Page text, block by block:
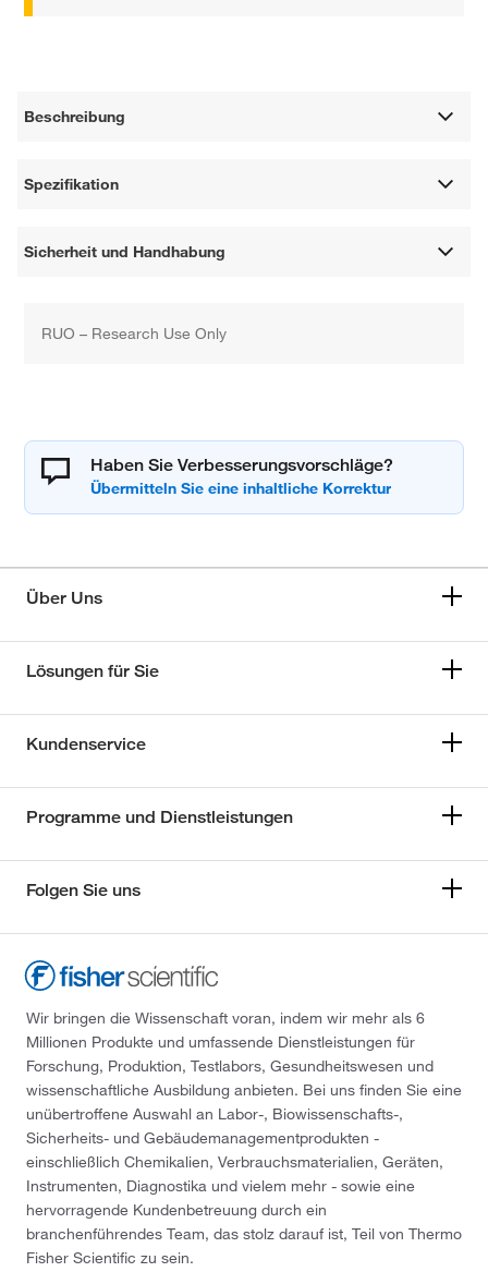
Beschreibung
Spezifikation
Sicherheit und Handhabung
RUO – Research Use Only
Haben Sie Verbesserungsvorschläge?
Über Uns
Lösungen für Sie
Kundenservice
Programme und Dienstleistungen
Folgen Sie uns
Wir bringen die Wissenschaft voran, indem wir mehr als 6
Millionen Produkte und umfassende Dienstleistungen für
Forschung, Produktion, Testlabors, Gesundheitswesen und
wissenschaftliche Ausbildung anbieten. Bei uns finden Sie eine
unübertroffene Auswahl an Labor-, Biowissenschafts-,
Sicherheits- und Gebäudemanagementprodukten -
einschließlich Chemikalien, Verbrauchsmaterialien, Geräten,
Instrumenten, Diagnostika und vielem mehr - sowie eine
hervorragende Kundenbetreuung durch ein
branchenführendes Team, das stolz darauf ist, Teil von Thermo
Fisher Scientific zu sein.